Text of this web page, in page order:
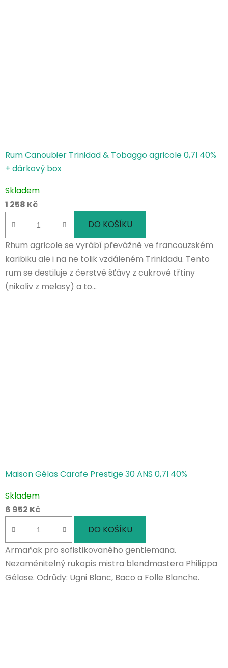
Rum Canoubier Trinidad & Tobaggo agricole 0,7l 40%
+ dárkový box
Skladem
1 258 Kč
DO KOŠÍKU
Rhum agricole se vyrábí převážně ve francouzském
karibiku ale i na ne tolik vzdáleném Trinidadu. Tento
rum se destiluje z čerstvé šťávy z cukrové třtiny
(nikoliv z melasy) a to...
Maison Gélas Carafe Prestige 30 ANS 0,7l 40%
Skladem
6 952 Kč
DO KOŠÍKU
Armaňak pro sofistikovaného gentlemana.
Nezaměnitelný rukopis mistra blendmastera Philippa
Gélase. Odrůdy: Ugni Blanc, Baco a Folle Blanche.